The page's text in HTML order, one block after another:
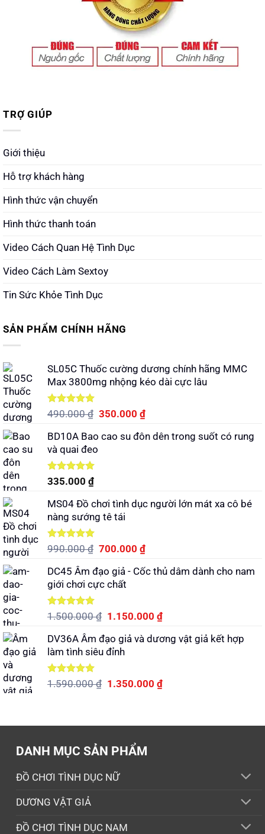
TRỢ GIÚP
Giới thiệu
Hỗ trợ khách hàng
Hình thức vận chuyển
Hình thức thanh toán
Video Cách Quan Hệ Tình Dục
Video Cách Làm Sextoy
Tin Sức Khỏe Tình Dục
SẢN PHẨM CHÍNH HÃNG
SL05C Thuốc cường dương chính hãng MMC
Max 3800mg nhộng kéo dài cực lâu
Được xếp
5 sao
490.000₫ Giá
là:
350.000₫Giá
tại
BD10A Bao cao su đôn dên trong suốt có rung
và quai đeo
Được xếp
5 sao
335.000 ₫
MS04 Đồ chơi tình dục người lớn mát xa cô bé
nàng sướng tê tái
Được xếp
5 sao
990.000₫ Giá
là:
990.000 ₫.
700.000₫Giá
tại
DC45 Âm đạo giả - Cốc thủ dâm dành cho nam
giới chơi cực chất
Được xếp
5 sao
1.500.000₫ Giá
là:
1.500.000 ₫.
1.150.000₫Giá
tại
DV36A Âm đạo giả và dương vật giả kết hợp
làm tình siêu đỉnh
Được xếp
1.590.000₫ Giá
1.350.000₫Giá
DANH MỤC SẢN PHẨM
ĐỒ CHƠI TÌNH DỤC NỮ
DƯƠNG VẬT GIẢ
ĐỒ CHƠI TÌNH DỤC NAM